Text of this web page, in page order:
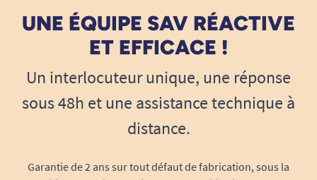
UNE ÉQUIPE SAV RÉACTIVE
ET EFFICACE !
Un interlocuteur unique, une réponse
sous 48h et une assistance technique à
distance.
Garantie de 2 ans sur tout défaut de fabrication, sous la